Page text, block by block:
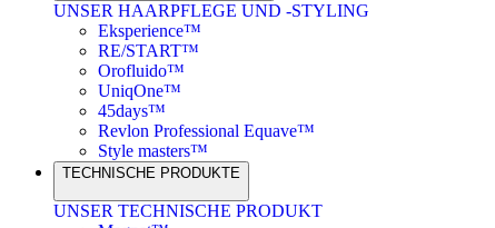
UNSER HAARPFLEGE UND -STYLING
Eksperience™
RE/START™
Orofluido™
UniqOne™
45days™
Revlon Professional Equave™
Style masters™
TECHNISCHE PRODUKTE
UNSER TECHNISCHE PRODUKT